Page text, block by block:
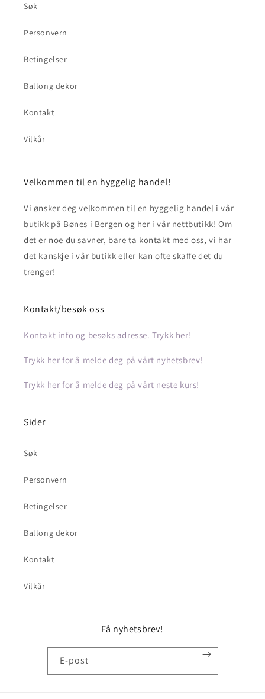
Søk
Personvern
Betingelser
Ballong dekor
Kontakt
Vilkår
Velkommen til en hyggelig handel!
Vi ønsker deg velkommen til en hyggelig handel i vår
butikk på Bønes i Bergen og her i vår nettbutikk! Om
det er noe du savner, bare ta kontakt med oss, vi har
det kanskje i vår butikk eller kan ofte skaffe det du
trenger!
Kontakt/besøk oss
Kontakt info og besøks adresse. Trykk her!
Trykk her for å melde deg på vårt nyhetsbrev!
Trykk her for å melde deg på vårt neste kurs!
Sider
Søk
Personvern
Betingelser
Ballong dekor
Kontakt
Vilkår
Få nyhetsbrev!
E-post